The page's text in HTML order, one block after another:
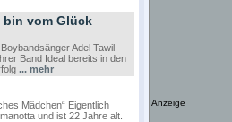
bin vom Glück
Adel Tawil
Band Ideal bereits in den
... mehr
Mädchen“ Eigentlich
und ist 22 Jahre alt.
Anzeige